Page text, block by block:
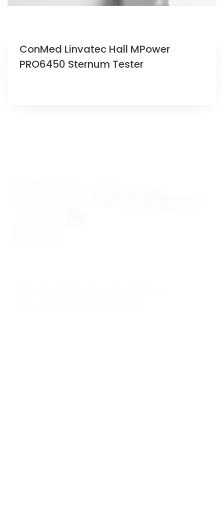
ConMed Linvatec Hall MPower
PRO6450 Sternum Tester